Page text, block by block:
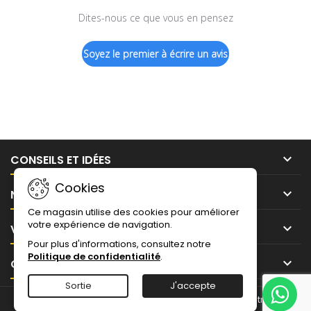
Dites-nous ce que vous en pensez
Soyez le premier à écrire un avis
CONSEILS ET IDÉES 
NOTRE SOCIÉTÉ 
VOTRE COMPTE 
CONTACT 
Cookies
Ce magasin utilise des cookies pour améliorer
votre expérience de navigation.
Pour plus d'informations, consultez notre
Politique de confidentialité.
Sortie J'accepte
© Copyright 2026 ITD Le Portail du Film pour Vitrages | Distributeur